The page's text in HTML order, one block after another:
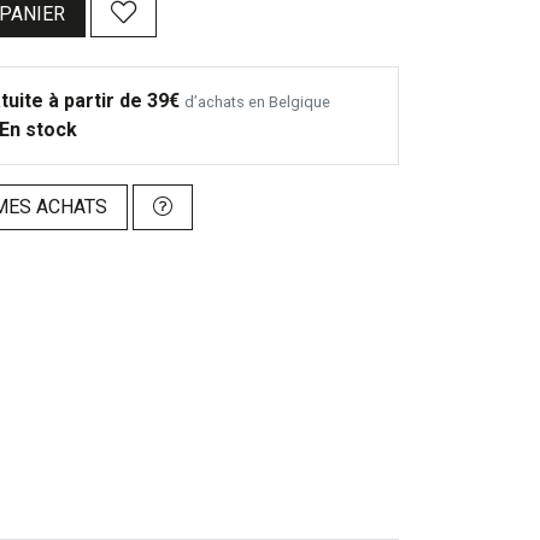
à partir de 39€ d’achats en Belgique
En stock
ACHATS